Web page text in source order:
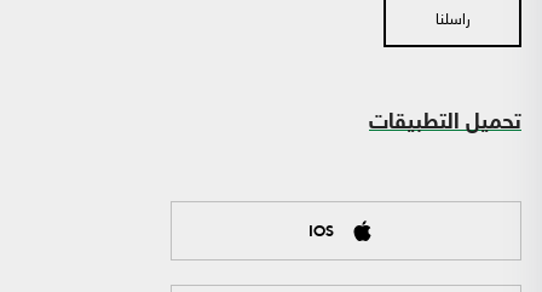
راسلنا
تحميل التطبيقات
IOS